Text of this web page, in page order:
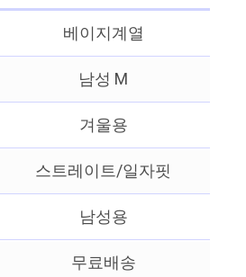
베이지계열
남성 M
겨울용
스트레이트/일자핏
남성용
무료배송